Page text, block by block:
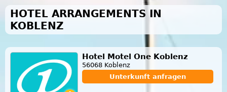
HOTEL ARRANGEMENTS IN
KOBLENZ
Hotel Motel One Koblenz
56068 Koblenz
Unterkunft anfragen